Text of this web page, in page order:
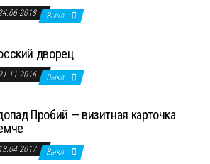
Выкл.
дворец
Выкл.
Пробий — визитная карточка
13.04.2017 Выкл.